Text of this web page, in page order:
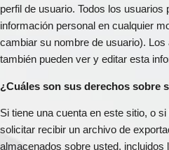
perfil de usuario. Todos los usuarios
información personal en cualquier
cambiar su nombre de usuario).
también pueden ver y editar esta
¿Cuáles son sus derechos sobre
Si tiene una cuenta en este sitio, o
solicitar recibir un archivo de
almacenados sobre usted, incluidos